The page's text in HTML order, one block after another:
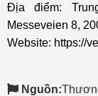
Địa điểm:
Messeveien 8,
Website: https://
Nguồn: